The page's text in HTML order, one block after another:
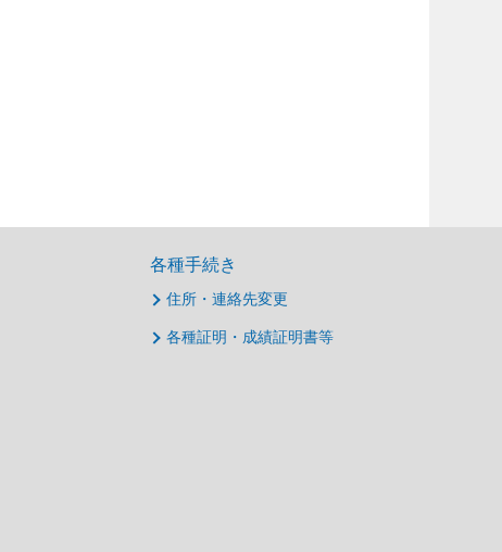
各種手続き
住所・連絡先変更
各種証明・成績証明書等